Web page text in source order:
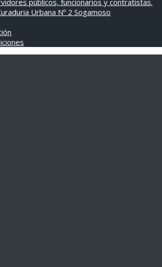
públicos, funcionarios y contratistas.
Urbana Nº 2 Sogamoso